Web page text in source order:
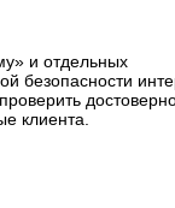
и отдельных
безопасности
клиента.